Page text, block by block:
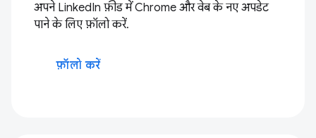
अपने LinkedIn फ़ीड में Chrome और वेब के नए अपडेट
पाने के लिए फ़ॉलो करें.
फ़ॉलो करें